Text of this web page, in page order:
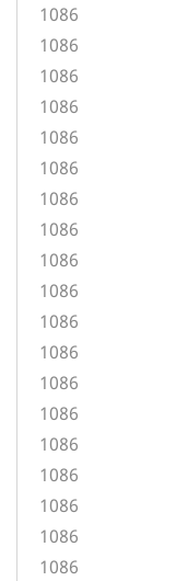
1086
1086
1086
1086
1086
1086
1086
1086
1086
1086
1086
1086
1086
1086
1086
1086
1086
1086
1086